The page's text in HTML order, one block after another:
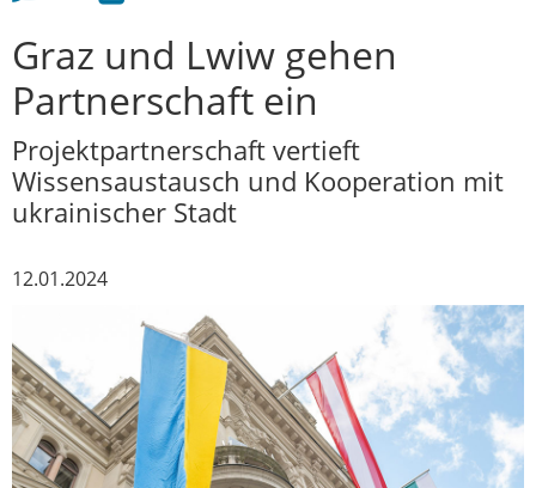
Graz und Lwiw gehen
Partnerschaft ein
Projektpartnerschaft vertieft
Wissensaustausch und Kooperation mit
ukrainischer Stadt
12.01.2024